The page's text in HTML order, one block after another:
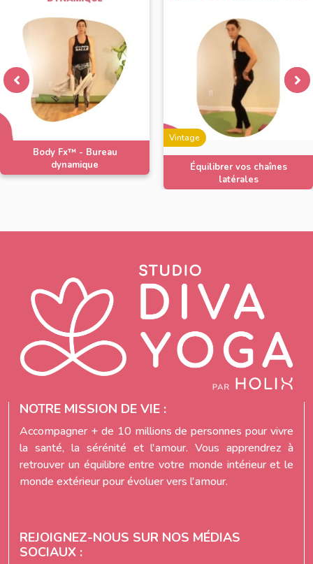
Body Fx™️ - Bureau
dynamique
Vintage
Équilibrer vos chaînes
latérales
NOTRE MISSION DE VIE :
Accompagner + de 10 millions de personnes pour vivre
la santé, la sérénité et l'amour. Vous apprendrez à
retrouver un équilibre entre votre monde intérieur et le
monde extérieur pour évoluer vers l'amour.
REJOIGNEZ-NOUS SUR NOS MÉDIAS
SOCIAUX :